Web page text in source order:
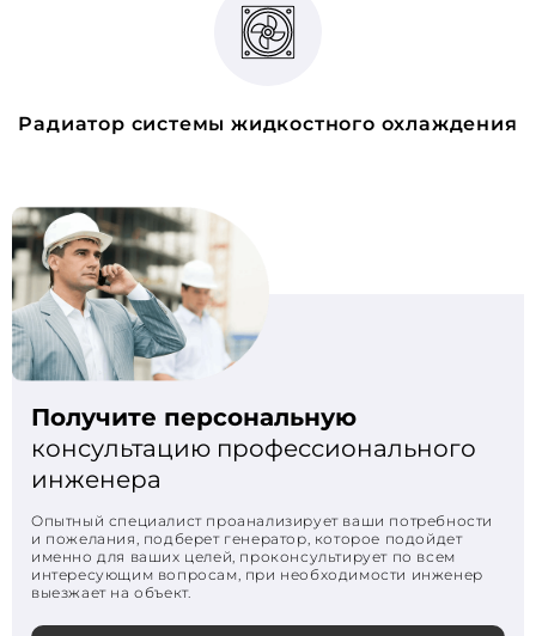
Радиатор системы жидкостного охлаждения
Получите персональную
консультацию профессионального
инженера
Опытный специалист проанализирует ваши потребности
и пожелания, подберет генератор, которое подойдет
именно для ваших целей, проконсультирует по всем
интересующим вопросам, при необходимости инженер
выезжает на объект.